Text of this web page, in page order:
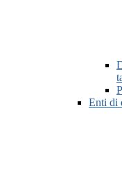
Enti di